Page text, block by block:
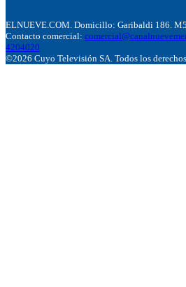
ELNUEVE.COM. Domicillo: Garibaldi 186.
Contacto comercial:
4204020
©2026 Cuyo Televisión SA. Todos los